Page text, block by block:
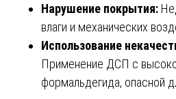
Нарушение покрытия:
влаги и механических
Использование
Применение ДСП с
формальдегида, опасной